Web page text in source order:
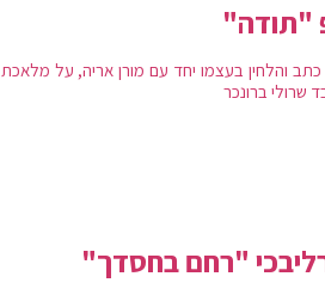
"תודה"
כתב והלחין בעצמו יחד עם מורן אריה, על מלאכת
שרולי ברונכר
"רחם בחסדך"